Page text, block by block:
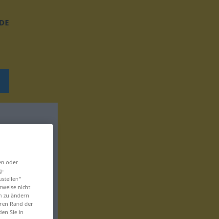
DE
oder
nicht
zu ändern
Rand der
Sie in